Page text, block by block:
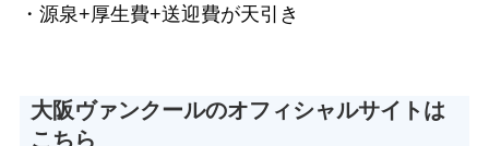
・源泉+厚生費+送迎費が天引き
大阪ヴァンクールのオフィシャルサイトは
こちら